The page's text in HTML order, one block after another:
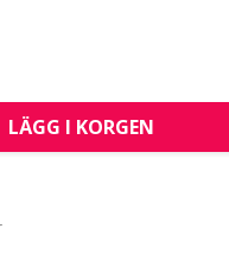
LÄGG I KORGEN